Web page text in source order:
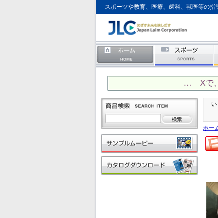
スポーツや教育、医療、歯科、獣医等の
… Xで、
ホー